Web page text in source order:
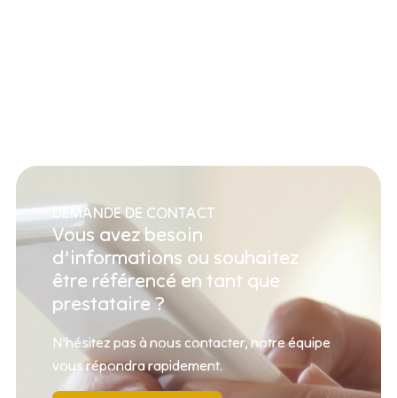
DEMANDE DE CONTACT
Vous avez besoin
d’informations ou souhaitez
être référencé en tant que
prestataire ?
N’hésitez pas à nous contacter, notre équipe
vous répondra rapidement.